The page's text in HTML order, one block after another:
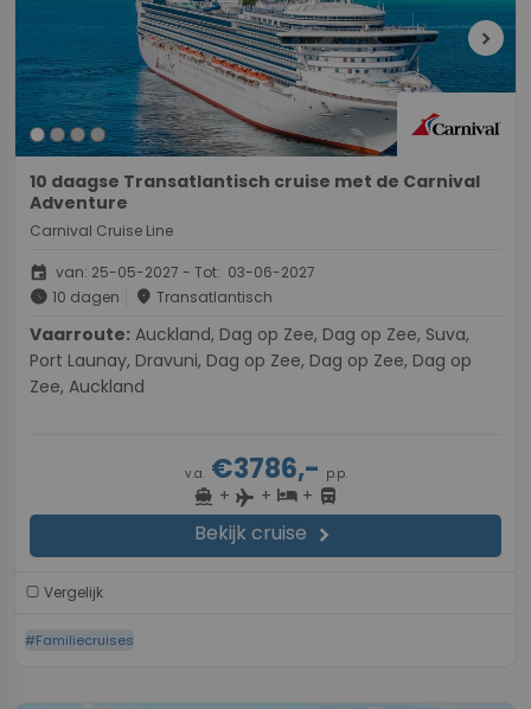
chevron_right
10 daagse Transatlantisch cruise met de Carnival
Adventure
Carnival Cruise Line
event van: 25-05-2027 - Tot: 03-06-2027
schedule 10 dagen place Transatlantisch
Vaarroute:
Port Launay, Dravuni, Dag op Zee, Dag op Zee, Dag op
Zee, Auckland
v.a.€3786,- p.p.
directions_boat + flight + hotel+ directions_bus
Bekijk cruise chevron_right
Vergelijk
#Familiecruises